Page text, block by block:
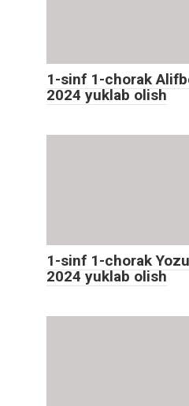
1-sinf 1-chorak
2024 yuklab olish
1-sinf 1-chorak
2024 yuklab olish